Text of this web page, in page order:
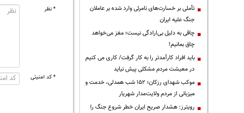
* نظر
* کد امنیتی
تأملی بر خسارت‌های نامرئی وارد شده بر عاملان
جنگ علیه ایران
چاقی به دلیل بی‌ارادگی نیست؛ مغز می‌خواهد
چاق بمانیم!
باید افراد کارآمدتر را به کار گرفت/ کاری می کنیم
در معیشت مردم مشکلی پیش نیاید
موکب شهدای رزکان؛ ۱۵۲ شب همدلی، خدمت و
میزبانی از مردم ولایت‌مدار شهریار
رویترز: هشدار صریح ایران خطر شروع جنگ را